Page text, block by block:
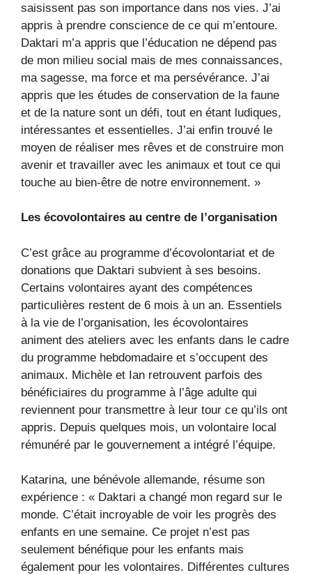
saisissent pas son importance dans nos vies. J’ai
appris à prendre conscience de ce qui m’entoure.
Daktari m’a appris que l’éducation ne dépend pas
de mon milieu social mais de mes connaissances,
ma sagesse, ma force et ma persévérance. J’ai
appris que les études de conservation de la faune
et de la nature sont un défi, tout en étant ludiques,
intéressantes et essentielles. J’ai enfin trouvé le
moyen de réaliser mes rêves et de construire mon
avenir et travailler avec les animaux et tout ce qui
touche au bien-être de notre environnement. »
Les écovolontaires au centre de l’organisation
C’est grâce au programme d’écovolontariat et de
donations que Daktari subvient à ses besoins.
Certains volontaires ayant des compétences
particulières restent de 6 mois à un an. Essentiels
à la vie de l’organisation, les écovolontaires
animent des ateliers avec les enfants dans le cadre
du programme hebdomadaire et s’occupent des
animaux. Michèle et Ian retrouvent parfois des
bénéficiaires du programme à l’âge adulte qui
reviennent pour transmettre à leur tour ce qu’ils ont
appris. Depuis quelques mois, un volontaire local
rémunéré par le gouvernement a intégré l’équipe.
Katarina, une bénévole allemande, résume son
expérience : « Daktari a changé mon regard sur le
monde. C’était incroyable de voir les progrès des
enfants en une semaine. Ce projet n’est pas
seulement bénéfique pour les enfants mais
également pour les volontaires. Différentes cultures